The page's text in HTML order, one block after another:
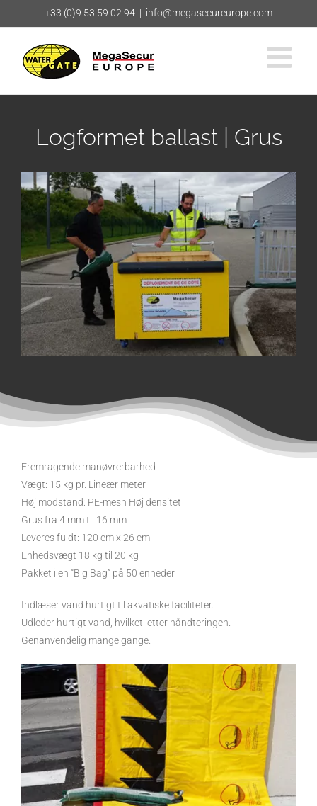
to
+33 (0)9 53 59 02 94 | info@megasecureurope.com
Logformet ballast | Grus
Fremragende manøvrerbarhed
Vægt: 15 kg pr. Lineær meter
Høj modstand: PE-mesh Høj densitet
Grus fra 4 mm til 16 mm
Leveres fuldt: 120 cm x 26 cm
Enhedsvægt 18 kg til 20 kg
Pakket i en “Big Bag” på 50 enheder
Indlæser vand hurtigt til akvatiske faciliteter.
Udleder hurtigt vand, hvilket letter håndteringen.
Genanvendelig mange gange.